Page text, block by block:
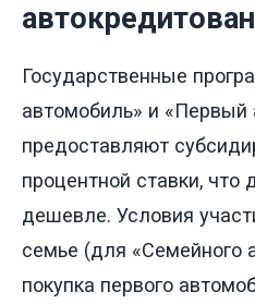
Государственные
автомобиль» и «Первый
предоставляют
процентной ставки, что
дешевле. Условия
семье (для «Семейного
покупка первого